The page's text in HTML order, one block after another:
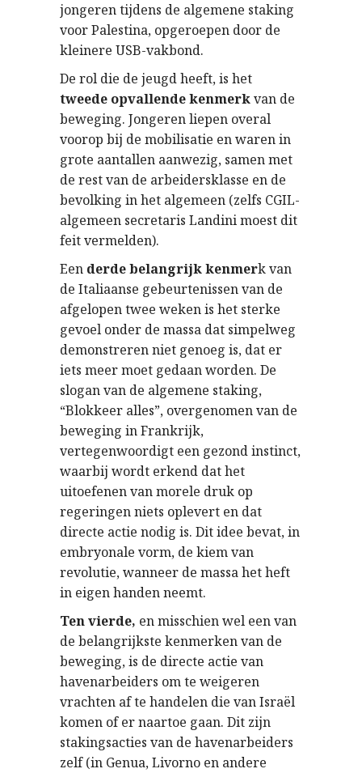
jongeren tijdens de algemene staking
voor Palestina, opgeroepen door de
kleinere USB-vakbond.
De rol die de jeugd heeft, is het
tweede opvallende kenmerkvan de
beweging. Jongeren liepen overal
voorop bij de mobilisatie en waren in
grote aantallen aanwezig, samen met
de rest van de arbeidersklasse en de
bevolking in het algemeen (zelfs CGIL-
algemeen secretaris Landini moest dit
feit vermelden).
Een derde belangrijk kenmerk van
de Italiaanse gebeurtenissen van de
afgelopen twee weken is het sterke
gevoel onder de massa dat simpelweg
demonstreren niet genoeg is, dat er
iets meer moet gedaan worden. De
slogan van de algemene staking,
“Blokkeer alles”, overgenomen van de
beweging in Frankrijk,
vertegenwoordigt een gezond instinct,
waarbij wordt erkend dat het
uitoefenen van morele druk op
regeringen niets oplevert en dat
directe actie nodig is. Dit idee bevat, in
embryonale vorm, de kiem van
revolutie, wanneer de massa het heft
in eigen handen neemt.
Ten vierde, en misschien wel een van
de belangrijkste kenmerken van de
beweging, is de directe actie van
havenarbeiders om te weigeren
vrachten af te handelen die van Israël
komen of er naartoe gaan. Dit zijn
stakingsacties van de havenarbeiders
zelf (in Genua, Livorno en andere